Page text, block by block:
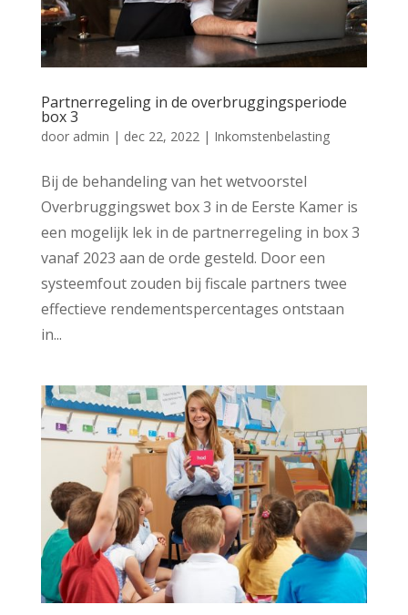
Partnerregeling in de overbruggingsperiode
box 3
door admin | dec 22, 2022 | Inkomstenbelasting
Bij de behandeling van het wetvoorstel
Overbruggingswet box 3 in de Eerste Kamer is
een mogelijk lek in de partnerregeling in box 3
vanaf 2023 aan de orde gesteld. Door een
systeemfout zouden bij fiscale partners twee
effectieve rendementspercentages ontstaan
in...